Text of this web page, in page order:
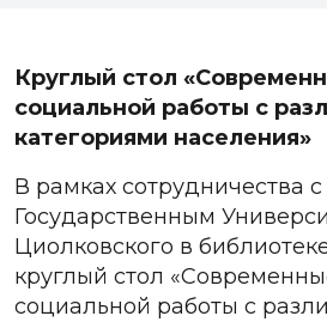
Круглый стол
социальной работы с
категориями населения»
В рамках сотрудничества
Государственным
Циолковского в
круглый стол
социальной работы с